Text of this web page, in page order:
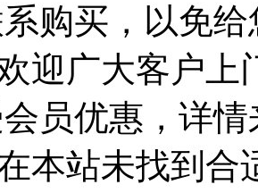
购买，以免
迎广大客户
员优惠，详
本站未找到